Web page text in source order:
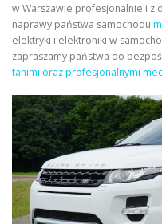
w Warszawie profesjonalnie i z
naprawy państwa samochodu
elektryki i elektroniki w
zapraszamy państwa do
tanimi oraz profesjonalnymi